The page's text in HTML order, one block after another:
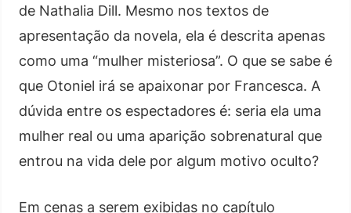
de Nathalia Dill. Mesmo nos textos de
apresentação da novela, ela é descrita apenas
como uma “mulher misteriosa”. O que se sabe é
que Otoniel irá se apaixonar por Francesca. A
dúvida entre os espectadores é: seria ela uma
mulher real ou uma aparição sobrenatural que
entrou na vida dele por algum motivo oculto?
Em cenas a serem exibidas no capítulo